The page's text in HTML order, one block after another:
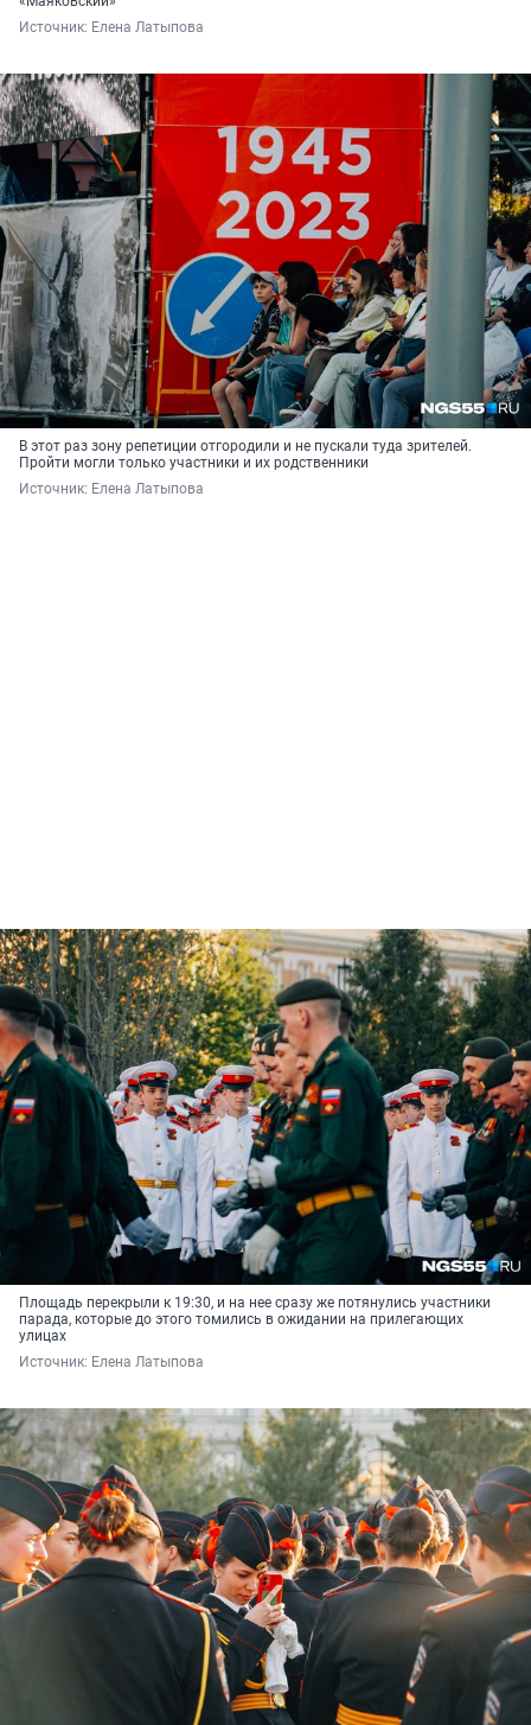
Источник: Елена Латыпова
В этот раз зону репетиции отгородили и не пускали туда зрителей.
Пройти могли только участники и их родственники
Источник: Елена Латыпова
Площадь перекрыли к 19:30, и на нее сразу же потянулись участники
парада, которые до этого томились в ожидании на прилегающих
улицах
Источник: Елена Латыпова